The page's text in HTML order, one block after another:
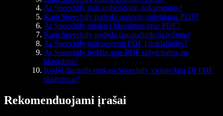
Ar Speechify gali apibendrinti dokumentus?
Kaip Speechify padeda suprasti sudėtingus PDF?
Ar Speechify atsako į klausimus apie PDF?
Kaip Speechify padeda daugiafunkciu režimu?
Ar Speechify gali paversti PDF į tinklalaides?
Ar Speechify leidžia apie PDF rašyti balsu, ne
klaviatūra?
Kodėl daugelis renkasi Speechify vietoje kitų DI PDF
skaitytuvų?
Rekomenduojami įrašai